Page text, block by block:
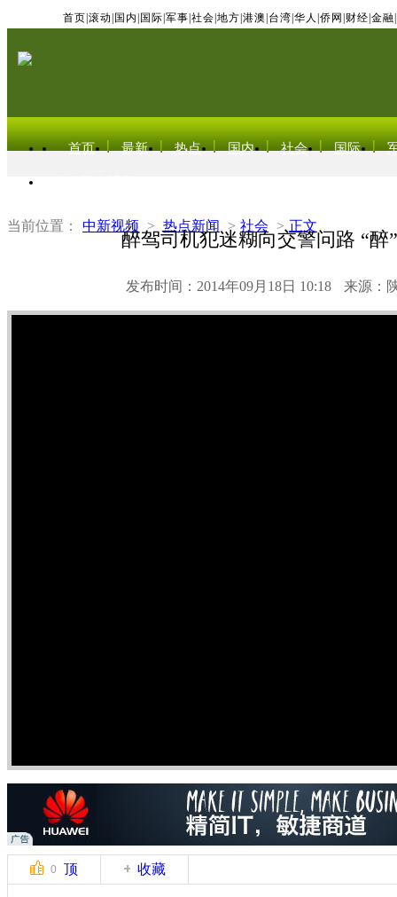
首页 滚动 国内 国际 军事 社会 地方 港澳 台湾 华人 侨网 财经 金融
首页 最新 热点 国内 社会 国际
当前位置： 中新视频 > 热点新闻 > 社会 > 正文
醉驾司机犯迷糊向交警问路 “醉
发布时间：2014年09月18日 10:18 来源：
0 顶 收藏